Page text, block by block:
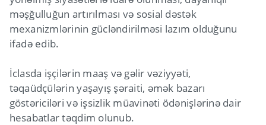
məşğulluğun artırılması və sosial dəstək
mexanizmlərinin gücləndirilməsi lazım olduğunu
ifadə edib.
İclasda işçilərin maaş və gəlir vəziyyəti,
təqaüdçülərin yaşayış şəraiti, əmək bazarı
göstəriciləri və işsizlik müavinəti ödənişlərinə dair
hesabatlar təqdim olunub.